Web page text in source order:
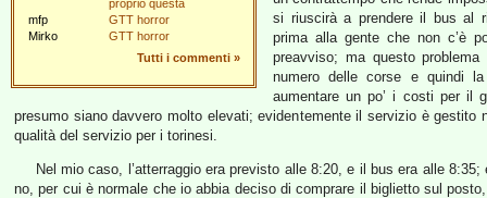
proprio questa
mfp
GTT horror
Mirko
GTT horror
Tutti i commenti »
si riuscirà a prendere il bus al
prima alla gente che non c’è
preavviso; ma questo problema
numero delle corse e quindi
aumentare un po’ i costi per il
presumo siano davvero molto elevati; evidentemente il servizio è gestito
qualità del servizio per i torinesi.
Nel mio caso, l’atterraggio era previsto alle 8:20, e il bus era alle
no, per cui è normale che io abbia deciso di comprare il biglietto sul